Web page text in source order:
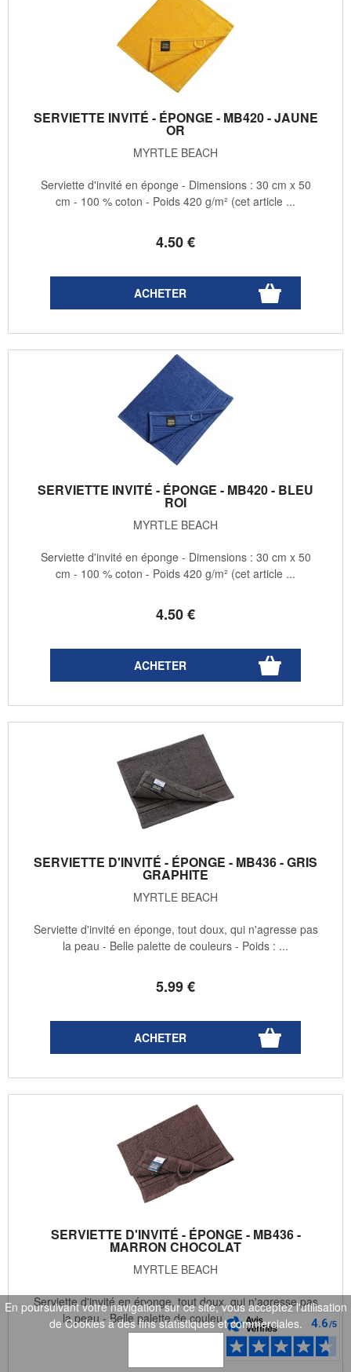
SERVIETTE INVITÉ - ÉPONGE - MB420 - JAUNE
OR
MYRTLE BEACH
4.50€
Serviette d'invité en éponge - Dimensions : 30 cm x 50
cm - 100 % coton - Poids 420 g/m² (cet article ...
SERVIETTE INVITÉ - ÉPONGE - MB420 - BLEU
ROI
MYRTLE BEACH
4.50€
Serviette d'invité en éponge - Dimensions : 30 cm x 50
cm - 100 % coton - Poids 420 g/m² (cet article ...
SERVIETTE D'INVITÉ - ÉPONGE - MB436 - GRIS
GRAPHITE
MYRTLE BEACH
5.99€
Serviette d'invité en éponge, tout doux, qui n'agresse pas
la peau - Belle palette de couleurs - Poids : ...
SERVIETTE D'INVITÉ - ÉPONGE - MB436 -
MARRON CHOCOLAT
MYRTLE BEACH
Serviette d'invité en éponge, tout doux, qui n'agresse pas
la peau - Belle palette de couleurs - Poids : ...
En poursuivant votre navigation sur ce site, vous acceptez l'utilisation
de Cookies à des fins statistiques et commerciales.